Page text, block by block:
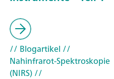
// Blogartikel //
Nahinfrarot-Spektroskopie
(NIRS)//